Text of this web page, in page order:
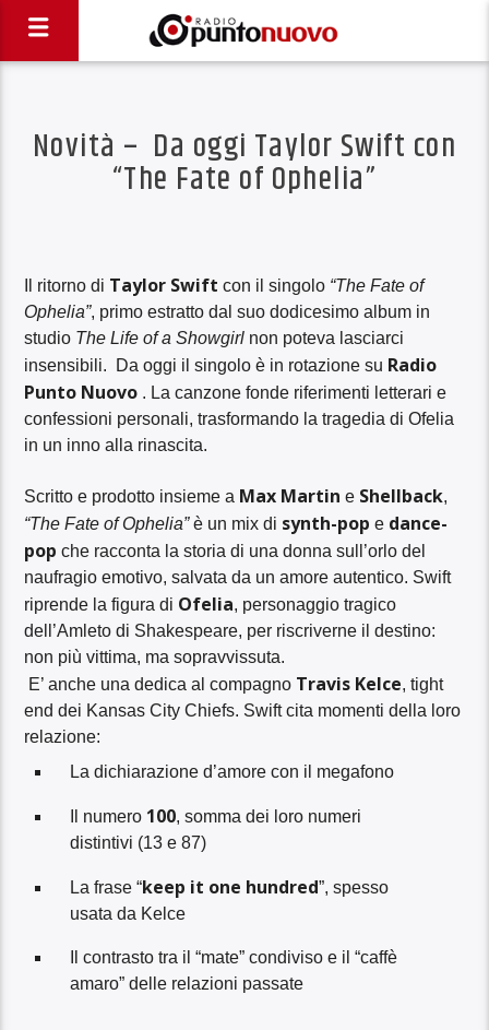
Novità – Da oggi Taylor Swift con
“The Fate of Ophelia”
Il ritorno di Taylor Swift con il singolo “The Fate of
Ophelia”, primo estratto dal suo dodicesimo album in
studio The Life of a Showgirl non poteva lasciarci
insensibili. Da oggi il singolo è in rotazione su Radio
Punto Nuovo . La canzone fonde riferimenti letterari e
confessioni personali, trasformando la tragedia di Ofelia
in un inno alla rinascita.
Scritto e prodotto insieme a Max Martin e Shellback,
“The Fate of Ophelia”è un mix di synth-pop e dance-
pop che racconta la storia di una donna sull’orlo del
naufragio emotivo, salvata da un amore autentico. Swift
riprende la figura di Ofelia, personaggio tragico
dell’Amleto di Shakespeare, per riscriverne il destino:
non più vittima, ma sopravvissuta.
E’ anche una dedica al compagno Travis Kelce, tight
end dei Kansas City Chiefs. Swift cita momenti della loro
relazione:
La dichiarazione d’amore con il megafono
Il numero 100, somma dei loro numeri
distintivi (13 e 87)
La frase “keep it one hundred”, spesso
usata da Kelce
Il contrasto tra il “mate” condiviso e il “caffè
amaro” delle relazioni passate